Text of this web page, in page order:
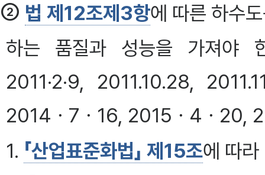
② 법 제12조제3항에 따른 하수
하는 품질과 성능을 가져야
2011·2·9, 2011.10.28,
2014ㆍ7ㆍ16, 2015ㆍ4ㆍ20,
1. 「산업표준화법」 제15조에 따